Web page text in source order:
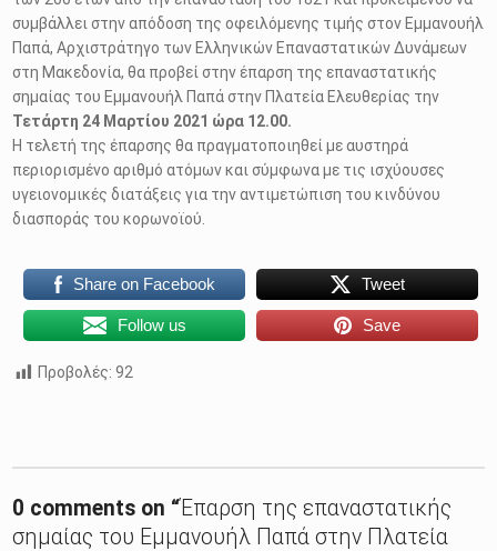
συμβάλλει στην απόδοση της οφειλόμενης τιμής στον Εμμανουήλ
Παπά, Αρχιστράτηγο των Ελληνικών Επαναστατικών Δυνάμεων
στη Μακεδονία, θα προβεί στην έπαρση της επαναστατικής
σημαίας του Εμμανουήλ Παπά στην Πλατεία Ελευθερίας την
Τετάρτη 24 Μαρτίου 2021 ώρα 12.00.
Η τελετή της έπαρσης θα πραγματοποιηθεί με αυστηρά
περιορισμένο αριθμό ατόμων και σύμφωνα με τις ισχύουσες
υγειονομικές διατάξεις για την αντιμετώπιση του κινδύνου
διασποράς του κορωνοϊού.
Share on Facebook Tweet
Follow us Save
Προβολές: 92
0 comments on “Έπαρση της επαναστατικής
σημαίας του Εμμανουήλ Παπά στην Πλατεία